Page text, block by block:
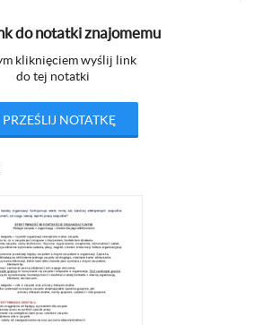
do notatki znajomemu
kliknięciem wyślij link
do tej notatki
PRZEŚLIJ NOTATKĘ